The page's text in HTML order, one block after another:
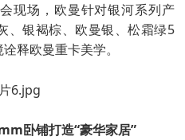
现场，欧曼针对银河系列产
、银褐棕、欧曼银、松霜绿5
释欧曼重卡美学。
卧铺打造“豪华家居”